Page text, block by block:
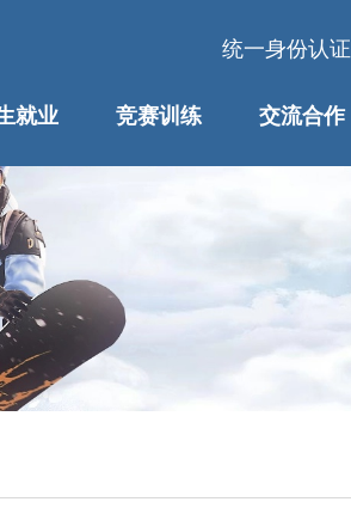
统一身份认证
就业 竞赛训练 交流合作